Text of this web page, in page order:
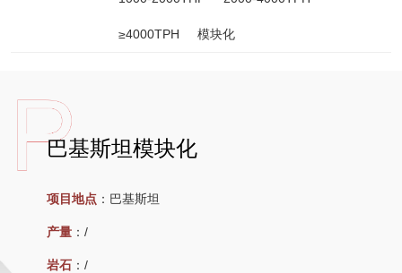
≥4000TPH 模块化
巴基斯坦模块化
项目地点 ： 巴基斯坦
产量 ： /
岩石 ： /